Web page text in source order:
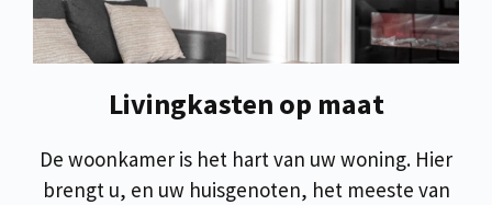
Livingkasten op maat
De woonkamer is het hart van uw woning. Hier
brengt u, en uw huisgenoten, het meeste van